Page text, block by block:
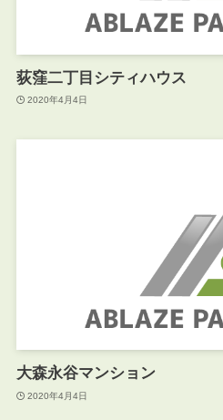
荻窪二丁目シティハウス
2020年4月4日
大森永谷マンション
2020年4月4日